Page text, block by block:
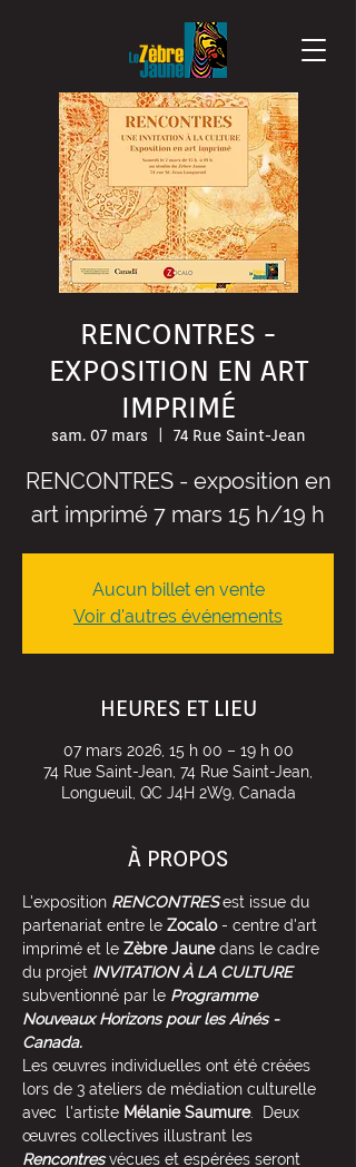
RENCONTRES -
EXPOSITION EN ART
IMPRIMÉ
sam. 07 mars 74 Rue Saint-Jean
RENCONTRES - exposition en
art imprimé 7 mars 15 h/19 h
Aucun billet en vente
Voir d'autres événements
HEURES ET LIEU
07 mars 2026, 15 h 00 – 19 h 00
74 Rue Saint-Jean, 74 Rue Saint-Jean,
Longueuil, QC J4H 2W9, Canada
À PROPOS
L'exposition RENCONTRES est issue du
partenariat entre le Zocalo - centre d'art
imprimé et le Zèbre Jaune dans le cadre
du projet INVITATION À LA CULTURE
subventionné par le Programme
Nouveaux Horizons pour les Ainés -
Canada.
Les œuvres individuelles ont été créées
lors de 3 ateliers de médiation culturelle
avec  l'artiste Mélanie Saumure.  Deux
œuvres collectives illustrant les
Rencontres vécues et espérées seront